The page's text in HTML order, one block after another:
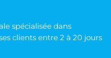
spécialisée dans
clients entre 2 à 20 jours